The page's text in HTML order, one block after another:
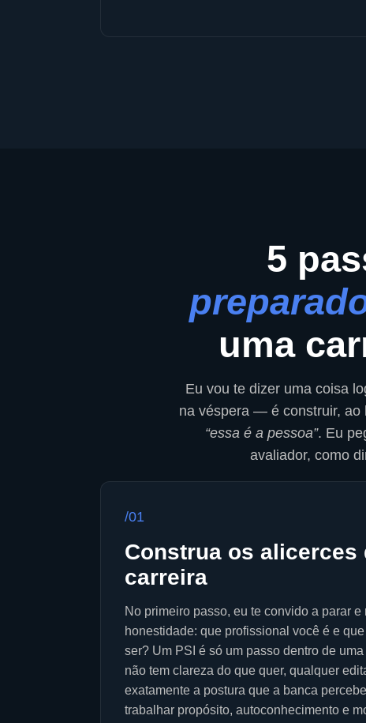
5
uma
Eu vou te dizer uma coisa
na véspera — é construir, ao
“essa é a pessoa”. Eu
avaliador, como
/01
Construa os alicerces
carreira
No primeiro passo, eu te convido a parar e
honestidade: que profissional você é e
ser? Um PSI é só um passo dentro de
não tem clareza do que quer, qualquer
exatamente a postura que a banca
trabalhar propósito, autoconhecimento e